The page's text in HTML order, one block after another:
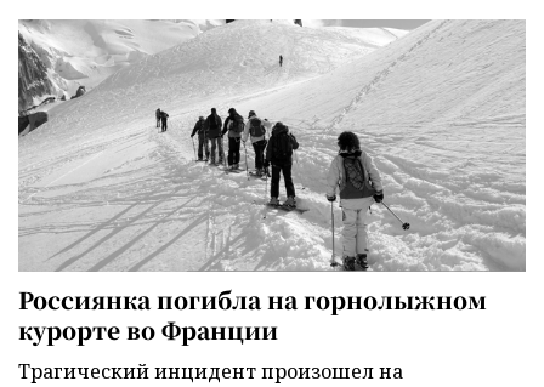
Россиянка погибла на горнолыжном
курорте во Франции
Трагический инцидент произошел на